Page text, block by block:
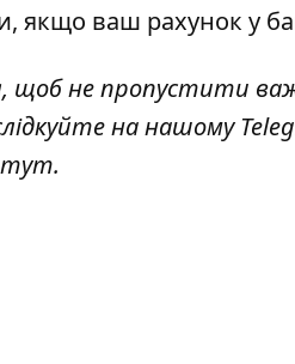
якщо ваш рахунок у
, щоб не пропустити
на нашому
тут.